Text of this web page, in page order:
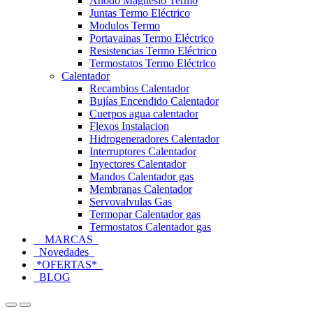
Juntas Termo Eléctrico
Modulos Termo
Portavainas Termo Eléctrico
Resistencias Termo Eléctrico
Termostatos Termo Eléctrico
Calentador
Recambios Calentador
Bujías Encendido Calentador
Cuerpos agua calentador
Flexos Instalacion
Hidrogeneradores Calentador
Interruptores Calentador
Inyectores Calentador
Mandos Calentador gas
Membranas Calentador
Servovalvulas Gas
Termopar Calentador gas
Termostatos Calentador gas
MARCAS
Novedades
*OFERTAS*
BLOG
OpenClose